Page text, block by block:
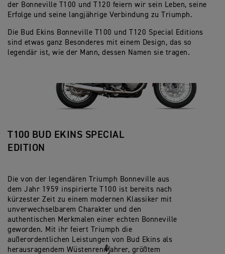
der Bonneville T100 und T120 feiern wir sein Leben, seine
Erfolge und seine langjährige Verbindung zu Triumph.
Die Bud Ekins Bonneville T100 und T120 Special Editions
sind etwas ganz Besonderes mit einem Design, das so
legendär ist, wie der Mann, dessen Namen sie tragen.
T100 BUD EKINS SPECIAL
EDITION
Die von der legendären Triumph Bonneville aus
dem Jahr 1959 inspirierte T100 ist bereits nach
kürzester Zeit zu einem modernen Klassiker mit
unverwechselbarem Charakter und den
authentischen Merkmalen einer echten Bonneville
geworden. Mit ihr feiert Triumph die
außerordentlichen Leistungen von Bud Ekins als
herausragendem Wüstenrennfahrer, größtem